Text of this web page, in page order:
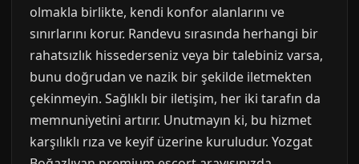
olmakla birlikte, kendi konfor alanlarını ve
sınırlarını korur. Randevu sırasında herhangi bir
rahatsızlık hissederseniz veya bir talebiniz varsa,
bunu doğrudan ve nazik bir şekilde iletmekten
çekinmeyin. Sağlıklı bir iletişim, her iki tarafın da
memnuniyetini artırır. Unutmayın ki, bu hizmet
karşılıklı rıza ve keyif üzerine kuruludur. Yozgat